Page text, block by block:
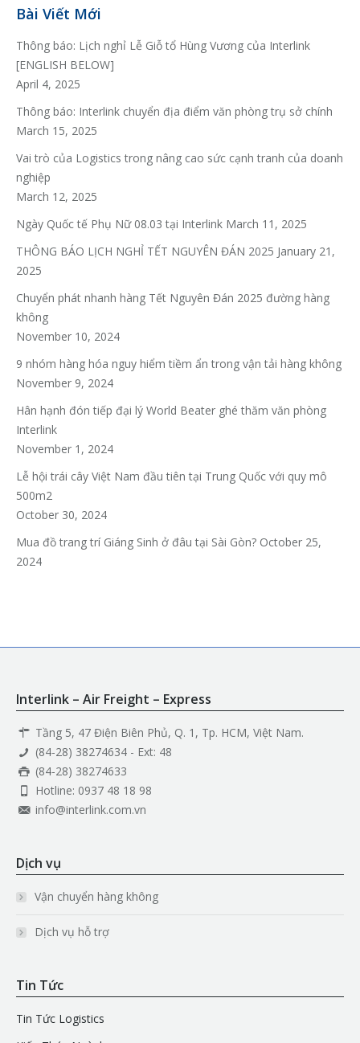
Bài Viết Mới
Thông báo: Lịch nghỉ Lễ Giỗ tổ Hùng Vương của Interlink
[ENGLISH BELOW]
April 4, 2025
Thông báo: Interlink chuyển địa điểm văn phòng trụ sở chính
March 15, 2025
Vai trò của Logistics trong nâng cao sức cạnh tranh của doanh
nghiệp
March 12, 2025
Ngày Quốc tế Phụ Nữ 08.03 tại Interlink March 11, 2025
THÔNG BÁO LỊCH NGHỈ TẾT NGUYÊN ĐÁN 2025 January 21,
2025
Chuyển phát nhanh hàng Tết Nguyên Đán 2025 đường hàng
không
November 10, 2024
9 nhóm hàng hóa nguy hiểm tiềm ẩn trong vận tải hàng không
November 9, 2024
Hân hạnh đón tiếp đại lý World Beater ghé thăm văn phòng
Interlink
November 1, 2024
Lễ hội trái cây Việt Nam đầu tiên tại Trung Quốc với quy mô
500m2
October 30, 2024
Mua đồ trang trí Giáng Sinh ở đâu tại Sài Gòn? October 25,
2024
Interlink – Air Freight – Express
Tầng 5, 47 Điện Biên Phủ, Q. 1, Tp. HCM, Việt Nam.
(84-28) 38274634 - Ext: 48
(84-28) 38274633
Hotline: 0937 48 18 98
info@interlink.com.vn
Dịch vụ
Vận chuyển hàng không
Dịch vụ hỗ trợ
Tin Tức
Tin Tức Logistics